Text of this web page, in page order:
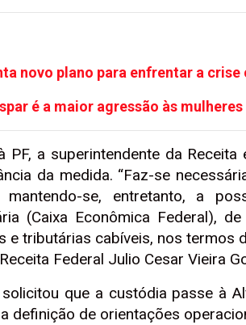
novo plano para enfrentar a
é a maior agressão às
PF, a superintendente da
da medida. “Faz-se
mantendo-se, entretanto, a
(Caixa Econômica Federal),
e tributárias cabíveis, nos termos
Federal Julio Cesar Vieira
que a custódia passe à
definição de orientações